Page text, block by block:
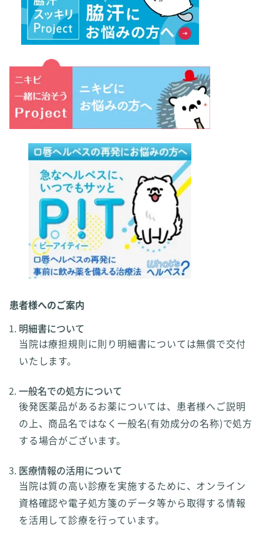
患者様へのご案内
明細書について
当院は療担規則に則り明細書については無償で交付
いたします。
一般名での処方について
後発医薬品があるお薬については、患者様へご説明
の上、商品名ではなく一般名(有効成分の名称)で処方
する場合がございます。
医療情報の活用について
当院は質の高い診療を実施するために、オンライン
資格確認や電子処方箋のデータ等から取得する情報
を活用して診療を行っています。